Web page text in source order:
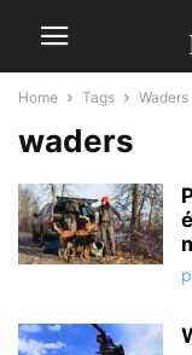
Home Tags Waders
waders